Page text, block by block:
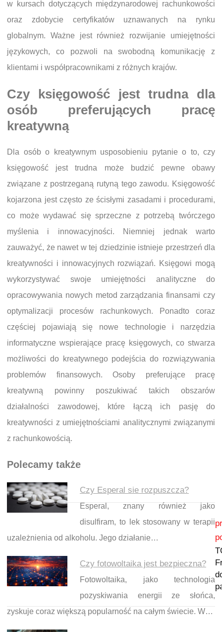
w kursach dotyczących międzynarodowej rachunkowości
oraz zdobycie certyfikatów uznawanych na rynku
globalnym. Ważne jest również rozwijanie umiejętności
językowych, co pozwoli na swobodną komunikację z
klientami i współpracownikami z różnych krajów.
Czy księgowość jest trudna dla
osób preferujących pracę
kreatywną
Dla osób o kreatywnym usposobieniu pytanie o to, czy
księgowość jest trudna może budzić pewne obawy
związane z postrzeganą rutyną tego zawodu. Księgowość
kojarzona jest często ze ścisłymi zasadami i procedurami,
co może wydawać się sprzeczne z potrzebą twórczego
myślenia i innowacyjności. Niemniej jednak warto
zauważyć, że nawet w tej dziedzinie istnieje przestrzeń dla
kreatywności i innowacyjnych rozwiązań. Księgowi mogą
wykorzystywać swoje umiejętności analityczne do
opracowywania nowych metod zarządzania finansami czy
optymalizacji procesów rachunkowych. Ponadto coraz
częściej pojawiają się nowe technologie i narzędzia
informatyczne wspierające pracę księgowych, co stwarza
możliwości do kreatywnego podejścia do rozwiązywania
problemów finansowych. Osoby preferujące pracę
kreatywną powinny poszukiwać takich obszarów
działalności zawodowej, które łączą ich pasję do
kreatywności z umiejętnościami analitycznymi związanymi
z rachunkowością.
Polecamy także
Czy Esperal sie rozpuszcza?
Esperal, znany również jako
disulfiram, to lek stosowany w terapii
uzależnienia od alkoholu. Jego działanie…
Czy fotowoltaika jest bezpieczna?
Fotowoltaika, jako technologia
pozyskiwania energii ze słońca,
zyskuje coraz większą popularność na całym świecie. W…
Nawigacja wpisu